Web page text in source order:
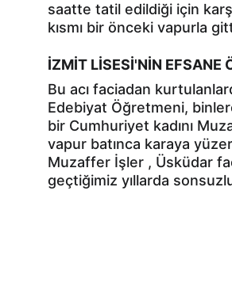
saatte tatil edildiği için
kısmı bir önceki vapurla
İZMİT LİSESİ'NİN EFSANE
Bu acı faciadan
Edebiyat Öğretmeni,
bir Cumhuriyet kadını
vapur batınca karaya
Muzaffer İşler , Üsküdar
geçtiğimiz yıllarda